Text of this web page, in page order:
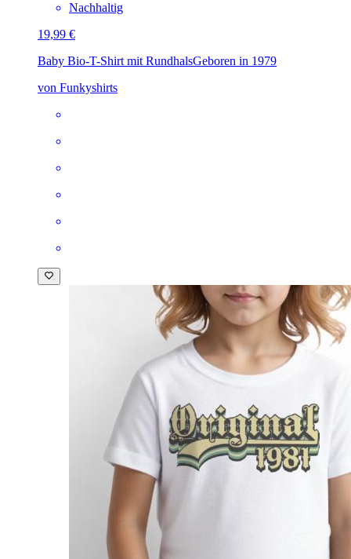
Nachhaltig
19,99 €
Baby Bio-T-Shirt mit RundhalsGeboren in 1979
von Funkyshirts